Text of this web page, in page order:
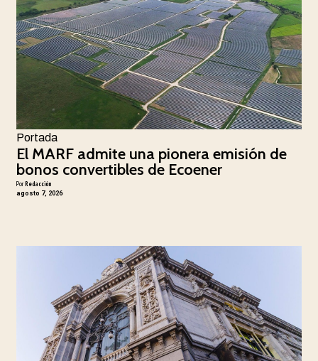
Portada
El MARF admite una pionera emisión de
bonos convertibles de Ecoener
PorRedacción
agosto 7, 2026